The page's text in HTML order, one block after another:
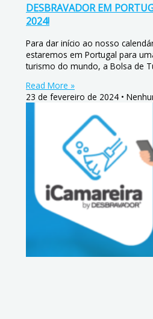
DESBRAVADOR EM
2024!
Para dar início ao nosso
estaremos em Portugal para
turismo do mundo, a Bolsa de
Read More »
23 de fevereiro de 2024